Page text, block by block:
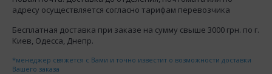
адресу осуществляется согласно тарифам перевозчика
Бесплатная доставка при заказе на сумму свыше 3000 грн. по г.
Киев, Одесса, Днепр.
*менеджер свяжется с Вами и точно известит о возможности доставки
Вашего заказа